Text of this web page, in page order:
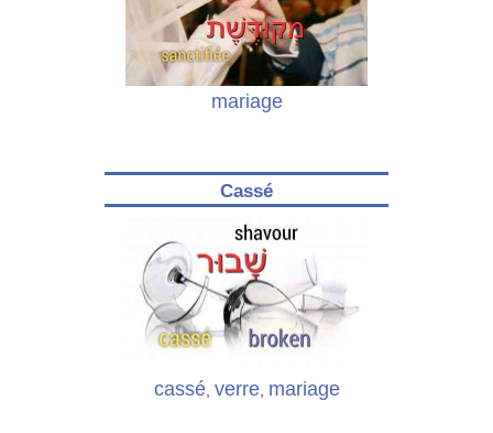
mariage
Cassé
cassé, verre, mariage